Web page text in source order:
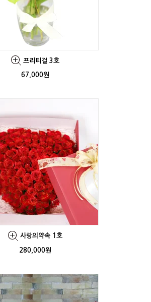
프리티걸 3호
67,000원
사랑의약속 1호
280,000원